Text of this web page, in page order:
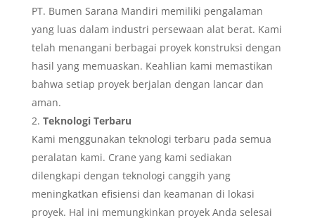
PT. Bumen Sarana Mandiri memiliki pengalaman
yang luas dalam industri persewaan alat berat. Kami
telah menangani berbagai proyek konstruksi dengan
hasil yang memuaskan. Keahlian kami memastikan
bahwa setiap proyek berjalan dengan lancar dan
aman.
Teknologi Terbaru
Kami menggunakan teknologi terbaru pada semua
peralatan kami. Crane yang kami sediakan
dilengkapi dengan teknologi canggih yang
meningkatkan efisiensi dan keamanan di lokasi
proyek. Hal ini memungkinkan proyek Anda selesai